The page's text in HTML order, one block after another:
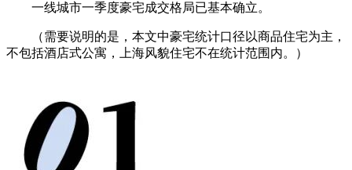
一线城市一季度豪宅成交格局已基本确立。
（需要说明的是，本文中豪宅统计口径以商品住宅为主，
不包括酒店式公寓，上海风貌住宅不在统计范围内。）